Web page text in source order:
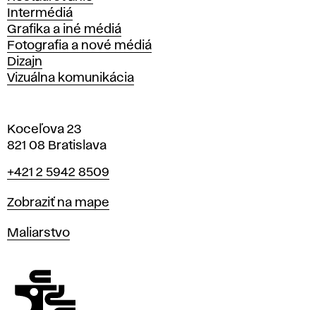
Intermédiá
Grafika a iné médiá
Fotografia a nové médiá
Dizajn
Vizuálna komunikácia
Koceľova 23
821 08 Bratislava
Telefón
+421 2 5942 8509
Mapa
Zobraziť na mape
Katedry
Maliarstvo